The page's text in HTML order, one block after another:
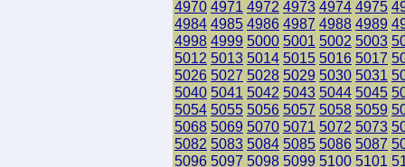
4970 4971 4972 4973 4974 4975
4984 4985 4986 4987 4988 4989
4998 4999 5000 5001 5002 5003
5012 5013 5014 5015 5016 5017
5026 5027 5028 5029 5030 5031
5040 5041 5042 5043 5044 5045
5054 5055 5056 5057 5058 5059
5068 5069 5070 5071 5072 5073
5082 5083 5084 5085 5086 5087
5096 5097 5098 5099 5100 5101